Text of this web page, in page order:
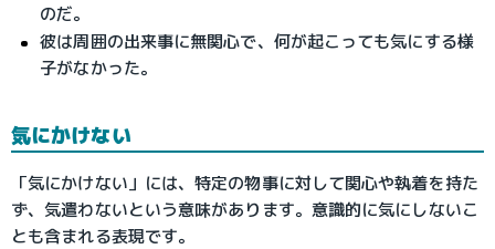
のだ。
彼は周囲の出来事に無関心で、何が起こっても気にする様
子がなかった。
気にかけない
「気にかけない」には、特定の物事に対して関心や執着を持た
ず、気遣わないという意味があります。意識的に気にしないこ
とも含まれる表現です。